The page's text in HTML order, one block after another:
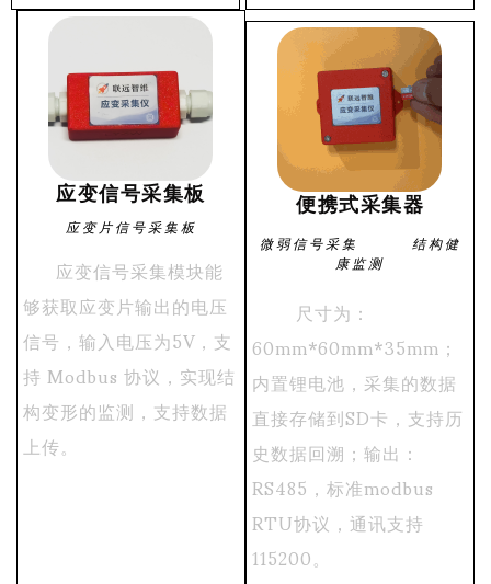
应变信号采集板
应变片信号采集板
应变信号采集模块能
够获取应变片输出的电压
信号，输入电压为5V，支
持 Modbus 协议，实现结
构变形的监测，支持数据
上传。
便携式采集器
微弱信号采集 结构健
康监测
尺寸为：
60mm*60mm*35mm；
内置锂电池，采集的数据
直接存储到SD卡，支持历
史数据回溯；输出：
RS485，标准modbus
RTU协议，通讯支持
115200。